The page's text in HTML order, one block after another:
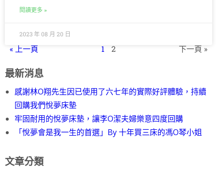
閱讀更多 »
2023 年 08 月 20 日
« 上一頁 1 2 下一頁 »
最新消息
感謝林O翔先生因已使用了六七年的實際好評體驗，持續
回購我們悅夢床墊
牢固耐用的悅夢床墊，讓李O潔夫婦樂意四度回購
「悅夢會是我一生的首選」By 十年買三床的馮O琴小姐
文章分類